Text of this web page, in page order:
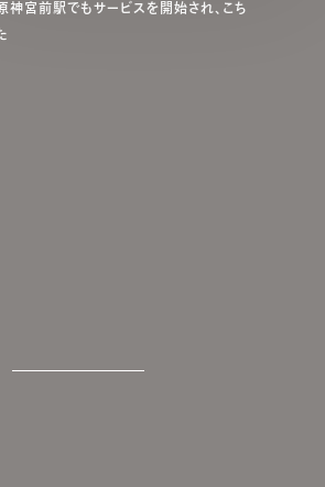
神宮前駅でもサービスを開始され、こち